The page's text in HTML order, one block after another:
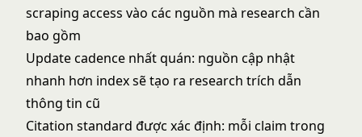
scraping access vào các nguồn mà research cần
bao gồm
Update cadence nhất quán: nguồn cập nhật
nhanh hơn index sẽ tạo ra research trích dẫn
thông tin cũ
Citation standard được xác định: mỗi claim trong